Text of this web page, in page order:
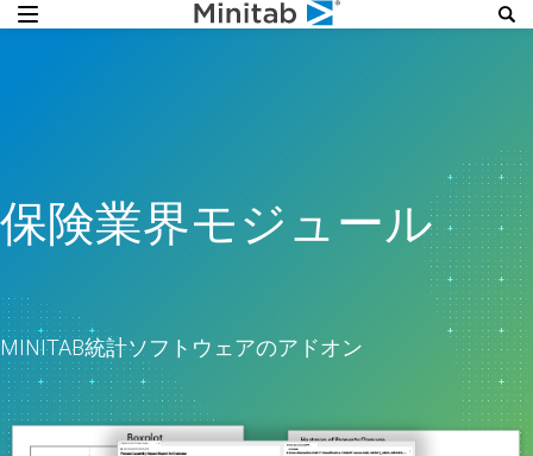
保険業界モジュール
MINITAB統計ソフトウェアのアドオン